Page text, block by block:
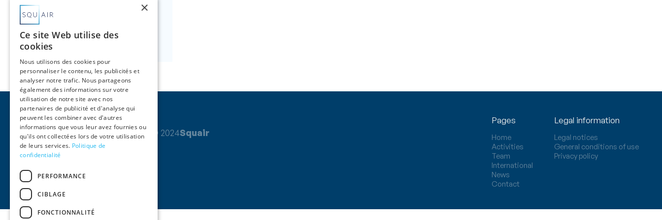
Partner
Nous contacter 
© 2024Squair
Pages
Home
Activities
Team
International
News
Contact
Legal information
Legal notices
General conditions of use
Privacy policy
×
Ce site Web utilise des
cookies
Nous utilisons des cookies pour
personnaliser le contenu, les publicités et
analyser notre trafic. Nous partageons
également des informations sur votre
utilisation de notre site avec nos
partenaires de publicité et d'analyse qui
peuvent les combiner avec d'autres
informations que vous leur avez fournies ou
qu'ils ont collectées lors de votre utilisation
de leurs services. Politique de
confidentialité
PERFORMANCE
CIBLAGE
FONCTIONNALITÉ